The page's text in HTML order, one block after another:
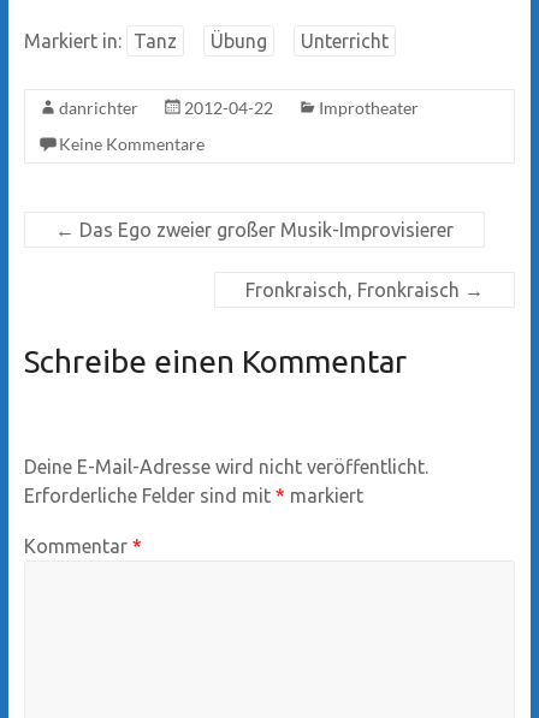
Markiert in: Tanz Übung Unterricht
danrichter 2012-04-22
Improtheater
Keine Kommentare
← Das Ego zweier großer Musik-Improvisierer
Fronkraisch, Fronkraisch →
Schreibe einen Kommentar
Deine E-Mail-Adresse wird nicht veröffentlicht.
Erforderliche Felder sind mit * markiert
Kommentar *